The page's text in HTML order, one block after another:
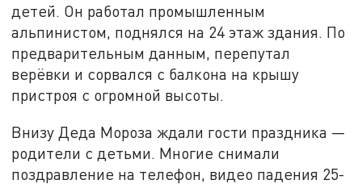
детей. Он работал промышленным
альпинистом, поднялся на 24 этаж здания. По
предварительным данным, перепутал
верёвки и сорвался с балкона на крышу
пристроя с огромной высоты.
Внизу Деда Мороза ждали гости праздника —
родители с детьми. Многие снимали
поздравление на телефон, видео падения 25-